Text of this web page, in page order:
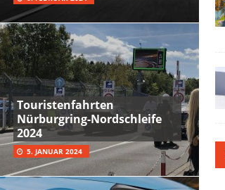
Touristenfahrten
Nürburgring-Nordschleife
2024
5. JANUAR 2024